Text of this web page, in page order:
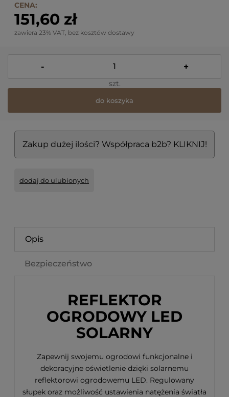
CENA:
151,60 zł
zawiera 23% VAT, bez kosztów dostawy
- +
szt.
do koszyka
Zakup dużej ilości? Współpraca b2b? KLIKNIJ!
dodaj do ulubionych
Opis
Bezpieczeństwo
REFLEKTOR
OGRODOWY LED
SOLARNY
Zapewnij swojemu ogrodowi funkcjonalne i
dekoracyjne oświetlenie dzięki solarnemu
reflektorowi ogrodowemu LED. Regulowany
słupek oraz możliwość ustawienia natężenia światła